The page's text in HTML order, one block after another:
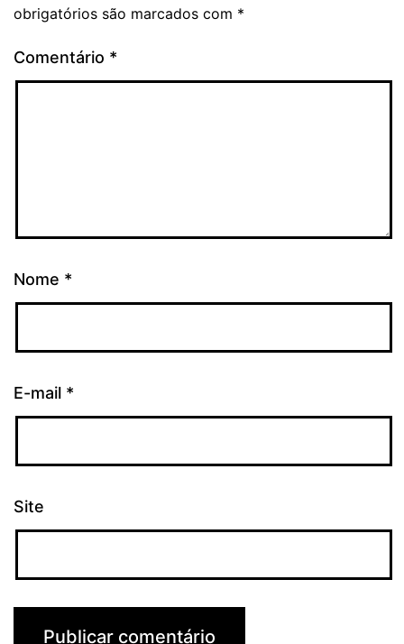
obrigatórios são marcados com *
Comentário *
Nome *
E-mail *
Site